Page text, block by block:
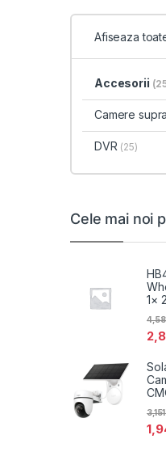
Afiseaza
Accesorii
Camere
DVR (25)
Cele mai noi
1×